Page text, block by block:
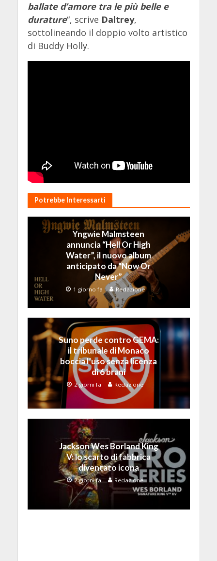
ballate d’amore tra le più belle e
durature“, scrive Daltrey,
sottolineando il doppio volto artistico
di Buddy Holly.
Potrebbe Interessarti
Yngwie Malmsteen
annuncia “Hell Or High
Water”, il nuovo album
anticipato da “Now Or
Never”
1 giorno fa Redazione
Suno perde contro GEMA:
il tribunale di Monaco
boccia l’uso senza licenza
di 6 brani
2 giorni fa Redazione
Jackson Wes Borland King
V: lo scarto di fabbrica
diventato icona
2 giorni fa Redazione